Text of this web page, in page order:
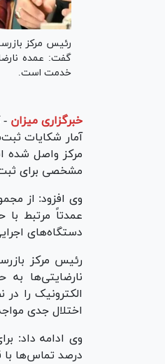
گفت: عمده
خدمت است.
خبرگزاری میزان -
مرکز واصل شده
مشخصی برای ثبت
عمدتاً مرتبط
دستگاه‌های
رئیس مرکز
نارضایتی‌ها
الکترونیک را
اختلال جدی
درصد تماس‌ها